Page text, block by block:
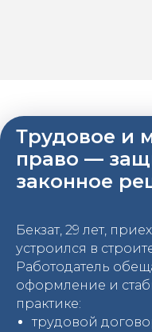
Трудовое и
право —
законное
Бекзат, 29 лет,
устроился в
Работодатель
оформление и
практике:
трудовой